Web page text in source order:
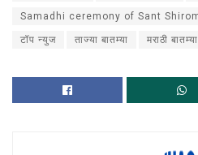
Samadhi ceremony of Sant
टॉप न्युज ताज्या बातम्या मराठी बातम्या